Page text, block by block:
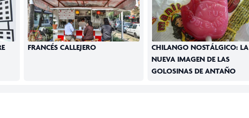
FRANCÉS CALLEJERO
CHILANGO NOSTÁLGICO: LA
NUEVA IMAGEN DE LAS
GOLOSINAS DE ANTAÑO